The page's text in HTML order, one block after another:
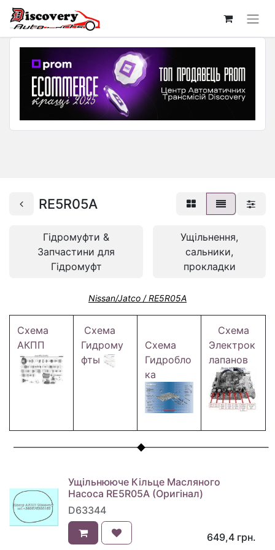
RE5R05A
Гідромуфти &
Запчастини для
Гідромуфт
Ущільнення,
сальники,
прокладки
Nissan/Jatco / RE5R05A
Схема
АКПП
Схема
Гидрому
фты
Схема
Гидробло
ка
Схема
Электрок
лапанов
Ущільнююче Кільце Масляного
Насоса RE5R05A (Оригінал)
D63344
649,4 грн.